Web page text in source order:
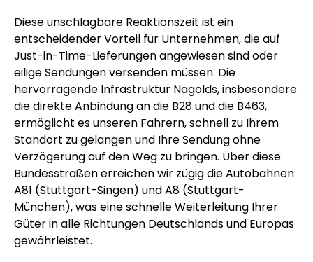
Diese unschlagbare Reaktionszeit ist ein
entscheidender Vorteil für Unternehmen, die auf
Just-in-Time-Lieferungen angewiesen sind oder
eilige Sendungen versenden müssen. Die
hervorragende Infrastruktur Nagolds, insbesondere
die direkte Anbindung an die B28 und die B463,
ermöglicht es unseren Fahrern, schnell zu Ihrem
Standort zu gelangen und Ihre Sendung ohne
Verzögerung auf den Weg zu bringen. Über diese
Bundesstraßen erreichen wir zügig die Autobahnen
A81 (Stuttgart-Singen) und A8 (Stuttgart-
München), was eine schnelle Weiterleitung Ihrer
Güter in alle Richtungen Deutschlands und Europas
gewährleistet.